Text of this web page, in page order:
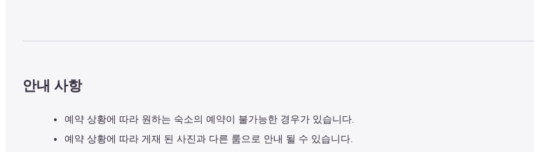
안내 사항
예약 상황에 따라 원하는 숙소의 예약이 불가능한 경우가 있습니다.
예약 상황에 따라 게재 된 사진과 다른 룸으로 안내 될 수 있습니다.